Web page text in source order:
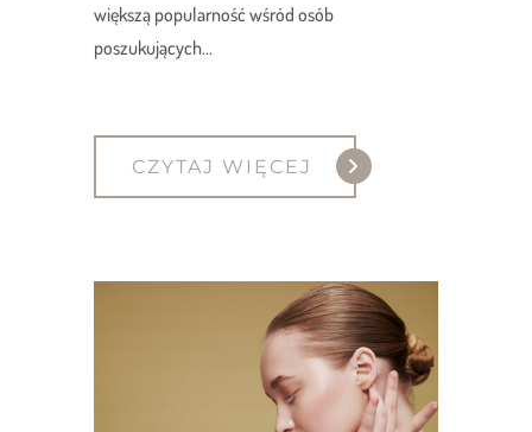
większą popularność wśród osób
poszukujących...
CZYTAJ WIĘCEJ